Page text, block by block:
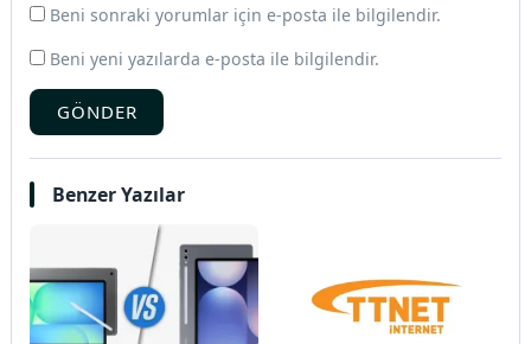
Beni sonraki yorumlar için e-posta ile bilgilendir.
Beni yeni yazılarda e-posta ile bilgilendir.
GÖNDER
Benzer Yazılar